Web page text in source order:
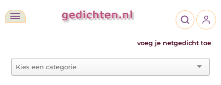
voeg je netgedicht toe